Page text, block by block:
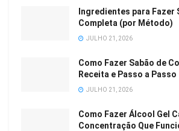
Ingredientes para Fazer
Completa (por Método)
JULHO 21, 2026
Como Fazer Sabão de
Receita e Passo a Passo
JULHO 21, 2026
Como Fazer Álcool Gel
Concentração Que